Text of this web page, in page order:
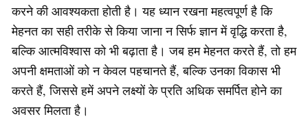
करने की आवश्यकता होती है। यह ध्यान रखना महत्वपूर्ण है कि
मेहनत का सही तरीके से किया जाना न सिर्फ ज्ञान में वृद्धि करता है,
बल्कि आत्मविश्वास को भी बढ़ाता है। जब हम मेहनत करते हैं, तो हम
अपनी क्षमताओं को न केवल पहचानते हैं, बल्कि उनका विकास भी
करते हैं, जिससे हमें अपने लक्ष्यों के प्रति अधिक समर्पित होने का
अवसर मिलता है।